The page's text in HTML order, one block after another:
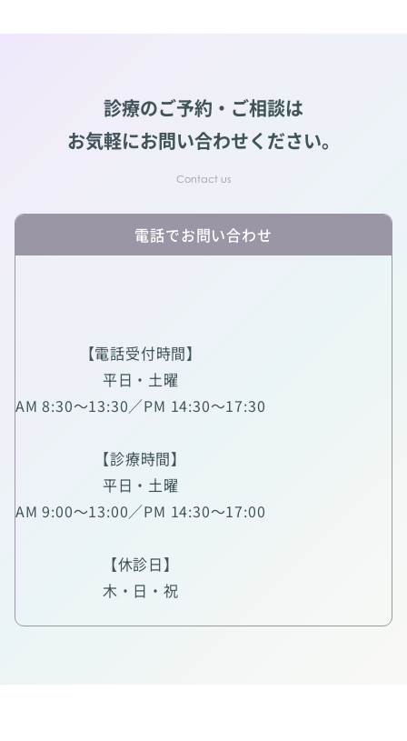
診療のご予約・ご相談は
お気軽にお問い合わせください。
電話でお問い合わせ
【電話受付時間】
平日・土曜
AM 8:30～13:30／PM 14:30～17:30
【診療時間】
平日・土曜
AM 9:00～13:00／PM 14:30～17:00
【休診日】
木・日・祝